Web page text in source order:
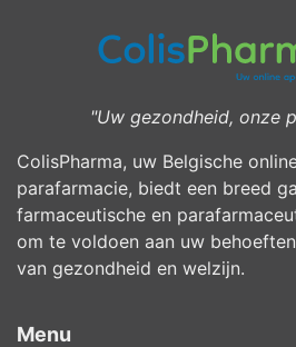
"Uw gezondheid, onze
ColisPharma, uw Belgische
parafarmacie, biedt een breed
farmaceutische en
om te voldoen aan uw
van gezondheid en welzijn.
Menu